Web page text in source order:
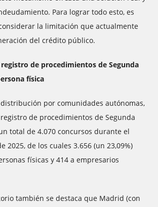
Para lograr todo esto, es
la limitación que actualmente
del crédito público.
de procedimientos de Segunda
física
por comunidades autónomas,
de procedimientos de Segunda
total de 4.070 concursos durante el
2025, de los cuales 3.656 (un 23,09%)
físicas y 414 a empresarios
también se destaca que Madrid (con